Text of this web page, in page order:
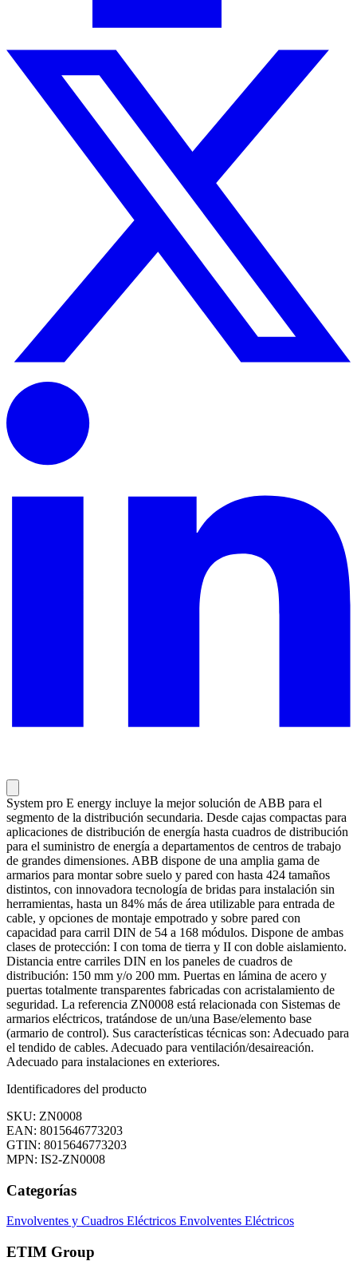
System pro E energy incluye la mejor solución de ABB para el
segmento de la distribución secundaria. Desde cajas compactas para
aplicaciones de distribución de energía hasta cuadros de distribución
para el suministro de energía a departamentos de centros de trabajo
de grandes dimensiones. ABB dispone de una amplia gama de
armarios para montar sobre suelo y pared con hasta 424 tamaños
distintos, con innovadora tecnología de bridas para instalación sin
herramientas, hasta un 84% más de área utilizable para entrada de
cable, y opciones de montaje empotrado y sobre pared con
capacidad para carril DIN de 54 a 168 módulos. Dispone de ambas
clases de protección: I con toma de tierra y II con doble aislamiento.
Distancia entre carriles DIN en los paneles de cuadros de
distribución: 150 mm y/o 200 mm. Puertas en lámina de acero y
puertas totalmente transparentes fabricadas con acristalamiento de
seguridad. La referencia ZN0008 está relacionada con Sistemas de
armarios eléctricos, tratándose de un/una Base/elemento base
(armario de control). Sus características técnicas son: Adecuado para
el tendido de cables. Adecuado para ventilación/desaireación.
Adecuado para instalaciones en exteriores.
Identificadores del producto
SKU: ZN0008
EAN: 8015646773203
GTIN: 8015646773203
MPN: IS2-ZN0008
Categorías
Envolventes y Cuadros Eléctricos Envolventes Eléctricos
ETIM Group